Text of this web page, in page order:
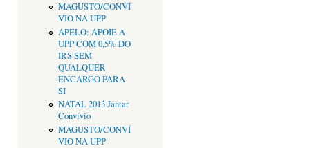
MAGUSTO/CONVÍ
VIO NA UPP
APELO: APOIE A
UPP COM 0,5% DO
IRS SEM
QUALQUER
ENCARGO PARA
SI
NATAL 2013 Jantar
Convívio
MAGUSTO/CONVÍ
VIO NA UPP